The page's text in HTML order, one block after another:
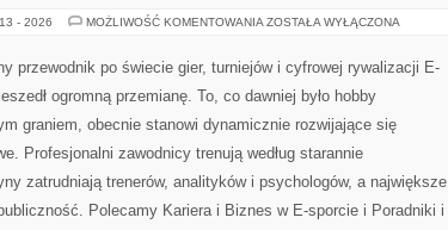
- 2026 MOŻLIWOŚĆ KOMENTOWANIA KARIERA
E-
ZOSTAŁA WYŁĄCZONA
przewodnik po świecie gier, turniejów i cyfrowej rywalizacji E-
ogromną przemianę. To, co dawniej było hobby
graniem, obecnie stanowi dynamicznie rozwijające się
Profesjonalni zawodnicy trenują według starannie
zatrudniają trenerów, analityków i psychologów, a największe
Polecamy Kariera i Biznes w E-sporcie i Poradniki i